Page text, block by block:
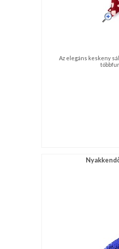
Az elegáns keskeny